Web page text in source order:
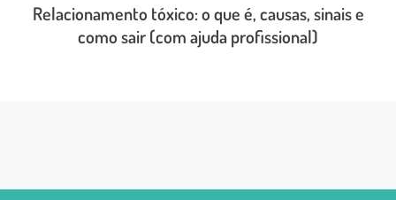
Relacionamento tóxico: o que é, causas, sinais e
como sair (com ajuda profissional)